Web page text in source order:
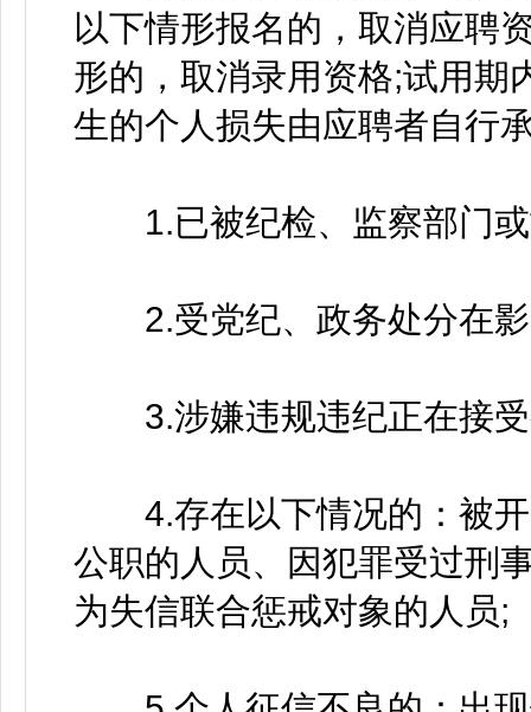
以下情形报名的，取消应聘
形的，取消录用资格;试用期
生的个人损失由应聘者自行
1.已被纪检、监察部门或
2.受党纪、政务处分在影
3.涉嫌违规违纪正在接受
4.存在以下情况的：被开
公职的人员、因犯罪受过刑
为失信联合惩戒对象的人员;